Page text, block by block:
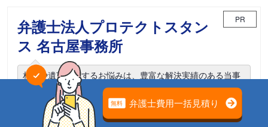
弁護士法人プロテクトスタン
ス 名古屋事務所
PR
相続や遺言に関するお悩みは、豊富な解決実績のある当事
務所までご相談ください。
電話相談可能 初回面談無料